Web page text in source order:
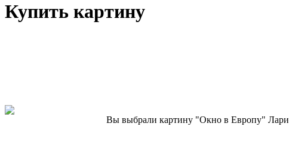
Купить картину
Вы выбрали картину "Окно в Европу"